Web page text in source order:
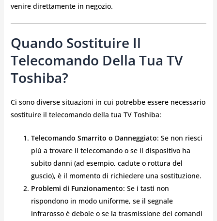
venire direttamente in negozio.
Quando Sostituire Il
Telecomando Della Tua TV
Toshiba?
Ci sono diverse situazioni in cui potrebbe essere necessario
sostituire il telecomando della tua TV Toshiba:
Telecomando Smarrito o Danneggiato: Se non riesci
più a trovare il telecomando o se il dispositivo ha
subito danni (ad esempio, cadute o rottura del
guscio), è il momento di richiedere una sostituzione.
Problemi di Funzionamento: Se i tasti non
rispondono in modo uniforme, se il segnale
infrarosso è debole o se la trasmissione dei comandi